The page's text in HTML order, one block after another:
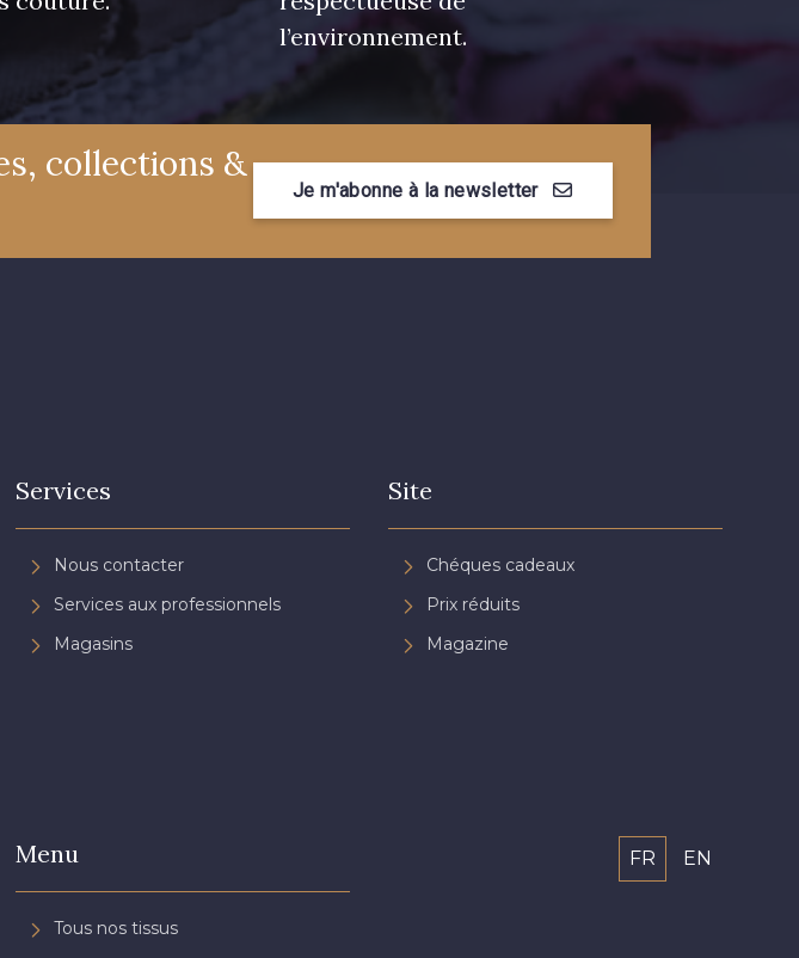
l’environnement.
collections &
Je m'abonne à la newsletter
Services
Nous contacter
Services aux professionnels
Magasins
Site
Chéques cadeaux
Prix réduits
Magazine
Menu
Tous nos tissus
FR EN